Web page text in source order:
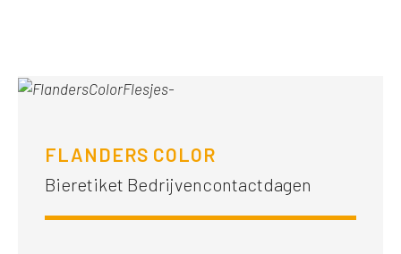
FLANDERS COLOR
Bieretiket Bedrijvencontactdagen